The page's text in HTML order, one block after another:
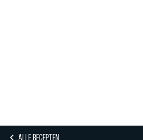
ALLE RECEPTEN